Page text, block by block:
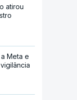
atirou
Meta e